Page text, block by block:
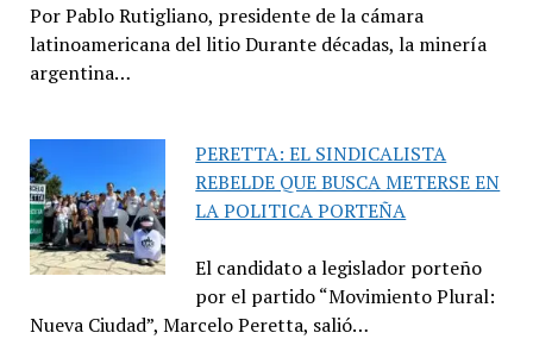
Por Pablo Rutigliano, presidente de la cámara
latinoamericana del litio Durante décadas, la minería
argentina…
PERETTA: EL SINDICALISTA
REBELDE QUE BUSCA METERSE EN
LA POLITICA PORTEÑA
El candidato a legislador porteño
por el partido “Movimiento Plural:
Nueva Ciudad”, Marcelo Peretta, salió…